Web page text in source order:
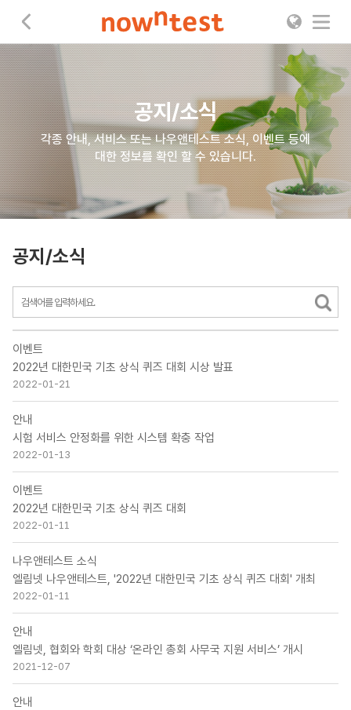
공지/소식
각종 안내, 서비스 또는 나우앤테스트 소식, 이벤트 등에
대한 정보를 확인 할 수 있습니다.
공지/소식
이벤트
2022년 대한민국 기초 상식 퀴즈 대회 시상 발표
2022-01-21
안내
시험 서비스 안정화를 위한 시스템 확충 작업
2022-01-13
이벤트
2022년 대한민국 기초 상식 퀴즈 대회
2022-01-11
나우앤테스트 소식
엘림넷 나우앤테스트, '2022년 대한민국 기초 상식 퀴즈 대회' 개최
2022-01-11
안내
엘림넷, 협회와 학회 대상 ‘온라인 총회 사무국 지원 서비스’ 개시
2021-12-07
안내